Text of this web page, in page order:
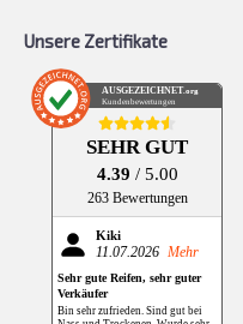
Unsere Zertifikate
AUSGEZEICHNET .org
Kundenbewertungen
SEHR GUT
4.39 / 5.00
263 Bewertungen
Kiki
11.07.2026 Mehr
Sehr gute Reifen, sehr guter
Verkäufer
Bin sehr zufrieden. Sind gut bei